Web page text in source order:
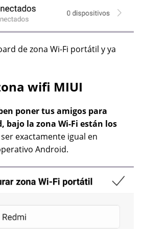
de zona Wi-Fi portátil y ya
wifi MIUI
poner tus amigos para
bajo la zona Wi-Fi están los
exactamente igual en
Android.